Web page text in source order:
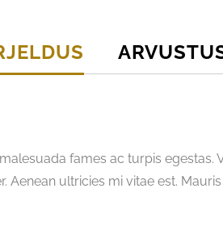
fames ac turpis
ultricies mi vitae est.